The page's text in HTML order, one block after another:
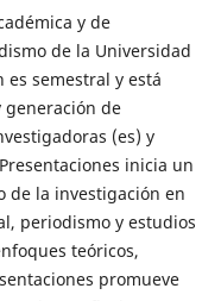
y de
de la Universidad
es semestral y está
de
(es) y
inicia un
de la investigación en
periodismo y estudios
teóricos,
promueve